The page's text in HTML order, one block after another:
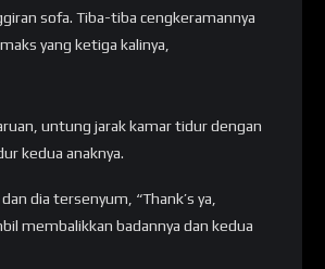
sofa. Tiba-tiba cengkeramannya
yang ketiga kalinya,
untung jarak kamar tidur dengan
kedua anaknya.
dia tersenyum, “Thank’s ya,
membalikkan badannya dan kedua